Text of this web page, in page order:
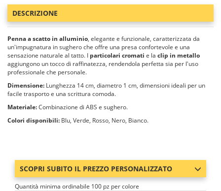
DESCRIZIONE
Penna a scatto in alluminio, elegante e funzionale, caratterizzata da
un'impugnatura in sughero che offre una presa confortevole e una
sensazione naturale al tatto. I particolari cromati e la clip in metallo
aggiungono un tocco di raffinatezza, rendendola perfetta sia per l'uso
professionale che personale.
Dimensione: Lunghezza 14 cm, diametro 1 cm, dimensioni ideali per un
facile trasporto e una scrittura comoda.
Materiale:Combinazione di ABS e sughero.
Colori disponibili: Blu, Verde, Rosso, Nero, Bianco.
SCOPRI SUBITO IL PREZZO PERSONALIZZATO
Quantità minima ordinabile 100 pz per colore